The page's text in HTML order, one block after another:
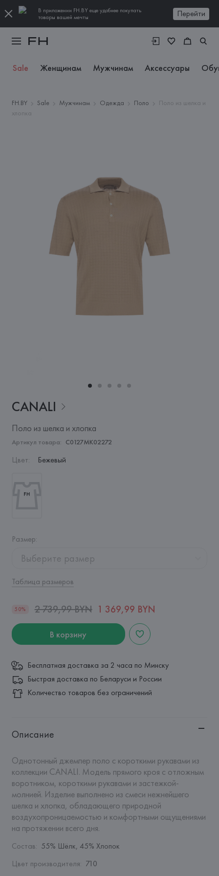
В приложении FH.BY еще удобнее покупать
товары вашей мечты
Перейти
Sale Женщинам Мужчинам Аксессуары
FH.BY Sale Мужчинам Одежда Поло
Поло из шелка и
хлопка
CANALI
Поло из шелка и хлопка
Артикул товара: C0127MK02272
Цвет: Бежевый
Размер:
Выберите размер
Таблица размеров
50% 2 739,99 BYN 1 369,99 BYN
В корзину
Бесплатная доставка за 2 часа по Минску
Быстрая доставка по Беларуси и России
Количество товаров без ограничений
Описание
Однотонный джемпер поло с короткими рукавами из
коллекции CANALI. Модель прямого кроя с отложным
воротником, короткими рукавами и застежкой-
молнией. Изделие выполнено из смеси нежнейшего
шелка и хлопка, обладающего природной
воздухопроницаемостью и комфортными ощущениями
на протяжении всего дня.
Состав: 55% Шёлк, 45% Хлопок
Цвет производителя: 710